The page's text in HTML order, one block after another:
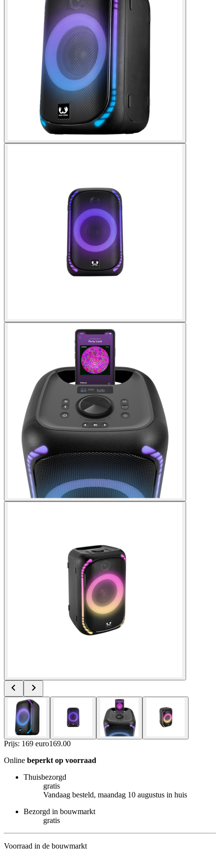
Prijs: 169 euro169.00
Online beperkt op voorraad
Thuisbezorgd
gratis
Vandaag besteld, maandag 10 augustus in huis
Bezorgd in bouwmarkt
gratis
Voorraad in de bouwmarkt